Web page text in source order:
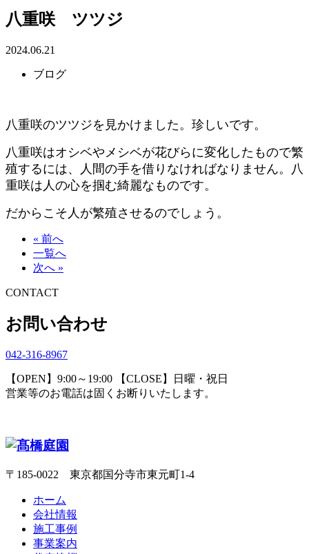
八重咲 ツツジ
2024.06.21
ブログ
八重咲のツツジを見かけました。珍しいです。
八重咲はオシベやメシベが花びらに変化したもので繁
殖するには、人間の手を借りなければなりません。八
重咲は人の心を掴む綺麗なものです。
だからこそ人が繁殖させるのでしょう。
« 前へ
一覧へ
次へ »
CONTACT
お問い合わせ
042-316-8967
【OPEN】9:00～19:00 【CLOSE】日曜・祝日
営業等のお電話は固くお断りいたします。
〒185-0022 東京都国分寺市東元町1-4
ホーム
会社情報
施工事例
事業案内